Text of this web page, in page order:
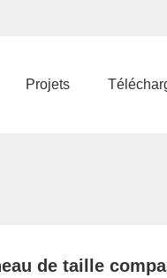
Projets
de taille